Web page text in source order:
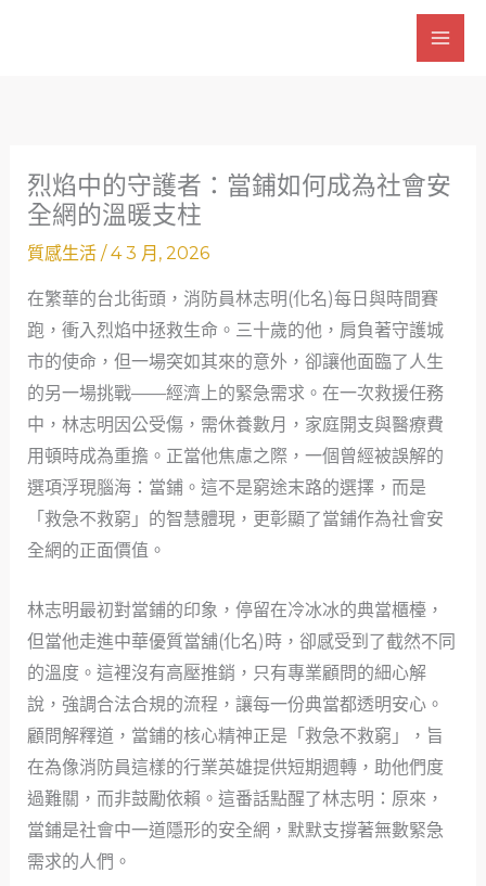
烈焰中的守護者：當鋪如何成為社會安
全網的溫暖支柱
質感生活/4 3 月, 2026
在繁華的台北街頭，消防員林志明(化名)每日與時間賽
跑，衝入烈焰中拯救生命。三十歲的他，肩負著守護城
市的使命，但一場突如其來的意外，卻讓他面臨了人生
的另一場挑戰——經濟上的緊急需求。在一次救援任務
中，林志明因公受傷，需休養數月，家庭開支與醫療費
用頓時成為重擔。正當他焦慮之際，一個曾經被誤解的
選項浮現腦海：當鋪。這不是窮途末路的選擇，而是
「救急不救窮」的智慧體現，更彰顯了當鋪作為社會安
全網的正面價值。
林志明最初對當鋪的印象，停留在冷冰冰的典當櫃檯，
但當他走進中華優質當舖(化名)時，卻感受到了截然不同
的溫度。這裡沒有高壓推銷，只有專業顧問的細心解
說，強調合法合規的流程，讓每一份典當都透明安心。
顧問解釋道，當鋪的核心精神正是「救急不救窮」，旨
在為像消防員這樣的行業英雄提供短期週轉，助他們度
過難關，而非鼓勵依賴。這番話點醒了林志明：原來，
當鋪是社會中一道隱形的安全網，默默支撐著無數緊急
需求的人們。